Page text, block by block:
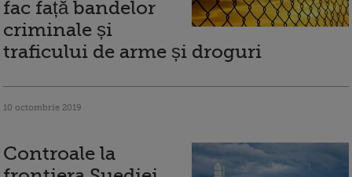
fac față bandelor
criminale și
traficului de arme și droguri
10 octombrie 2019
Controale la